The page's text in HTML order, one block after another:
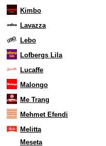
Kimbo
Lavazza
Lebo
Lofbergs Lila
Lucaffe
Malongo
Me Trang
Mehmet Efendi
Melitta
Meseta